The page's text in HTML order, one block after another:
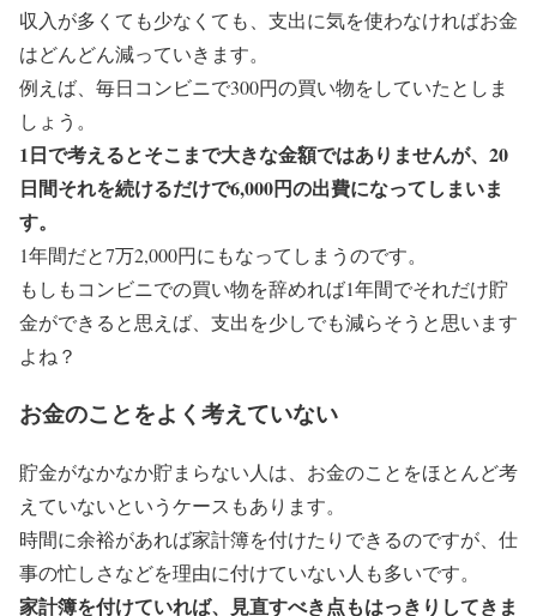
収入が多くても少なくても、支出に気を使わなければお金
はどんどん減っていきます。
例えば、毎日コンビニで300円の買い物をしていたとしま
しょう。
1日で考えるとそこまで大きな金額ではありませんが、20
日間それを続けるだけで6,000円の出費になってしまいま
す。
1年間だと7万2,000円にもなってしまうのです。
もしもコンビニでの買い物を辞めれば1年間でそれだけ貯
金ができると思えば、支出を少しでも減らそうと思います
よね？
お金のことをよく考えていない
貯金がなかなか貯まらない人は、お金のことをほとんど考
えていないというケースもあります。
時間に余裕があれば家計簿を付けたりできるのですが、仕
事の忙しさなどを理由に付けていない人も多いです。
家計簿を付けていれば、見直すべき点もはっきりしてきま